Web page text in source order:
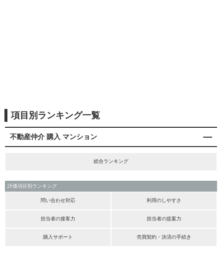
項目別ランキング一覧
不動産仲介 購入 マンション
総合ランキング
評価項目別ランキング
問い合わせ対応 利用のしやすさ
担当者の接客力 担当者の提案力
購入サポート 売買契約・決済の手続き